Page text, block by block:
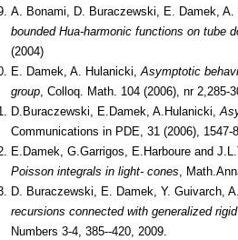
A. Bonami, D. Buraczewski, E. Damek,
bounded Hua-harmonic functions on tube
(2004)
E. Damek, A. Hulanicki,Asymptotic
group, Colloq. Math. 104 (2006), nr 2,285-
D.Buraczewski, E.Damek, A.Hulanicki,
Communications in PDE, 31 (2006), 1547-
E.Damek, G.Garrigos, E.Harboure and
Poisson integrals in light- cones,
D. Buraczewski, E. Damek, Y. Guivarch,
recursions connected with generalized
Numbers 3-4, 385--420, 2009.